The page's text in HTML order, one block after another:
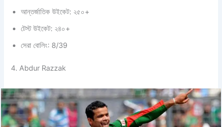
আন্তর্জাতিক উইকেট: ২৫০+
টেস্ট উইকেট: ২৪০+
সেরা বোলিং: 8/39
4. Abdur Razzak